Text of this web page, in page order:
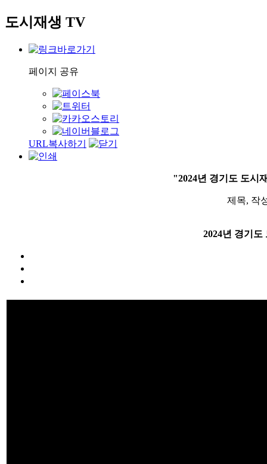
도시재생 TV
페이지 공유
URL복사하기
"2024년 경기도 도시
제목, 작
2024년 경기